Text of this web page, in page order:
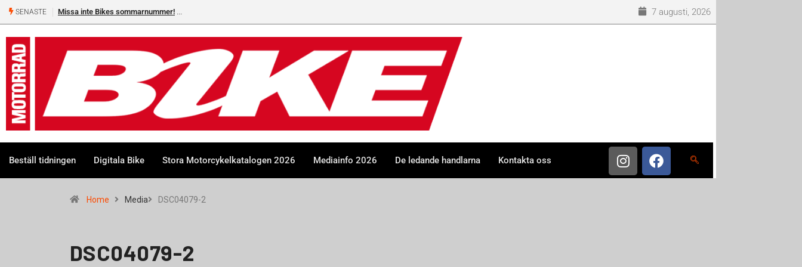
SENASTE Missa inte Bikes sommarnummer! 7 augusti, 2026
Beställ tidningen Digitala Bike Stora Motorcykelkatalogen 2026 Mediainfo 2026 De ledande handlarna Kontakta oss
Home Media DSC04079-2
DSC04079-2